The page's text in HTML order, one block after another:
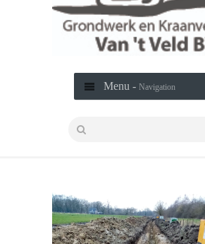
Menu - Navigation